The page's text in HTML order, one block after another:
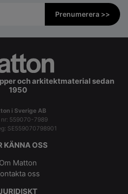
Prenumerera >>
och arkitektmaterial sedan
1950
i Sverige AB
nr: 559070-7989
SE559070798901
KÄNNA OSS
Om Matton
oss